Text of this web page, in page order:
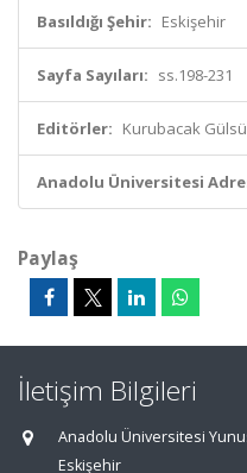
Basıldığı Şehir: Eskişehir
Sayfa Sayıları: ss.198-231
Editörler: Kurubacak
Anadolu Üniversitesi
Paylaş
İletişim Bilgileri
Anadolu Üniversitesi
Eskişehir